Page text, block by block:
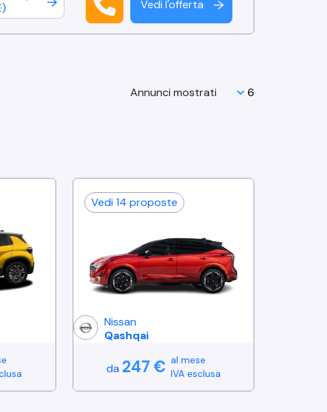
) Vedi l'offerta ↑
Annunci mostrati
Vedi 14 proposte
Nissan
Qashqai
da 247 € al mese
IVA esclusa